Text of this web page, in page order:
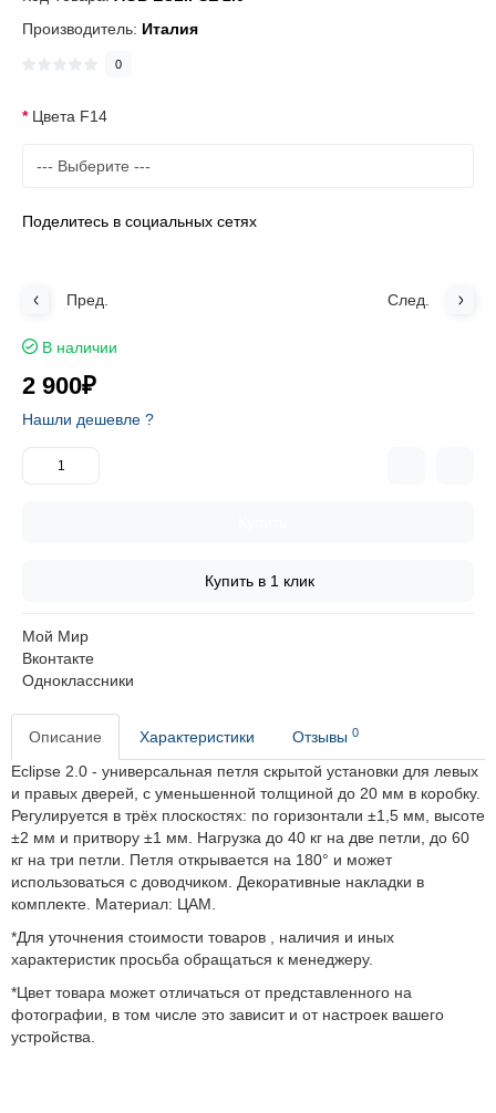
Производитель: Италия
0
Цвета F14
Поделитесь в социальных сетях
Пред. След.
В наличии
2 900₽
Нашли дешевле ?
Купить в 1 клик
Мой Мир
Вконтакте
Одноклассники
Описание Характеристики Отзывы 0
Eclipse 2.0 - универсальная петля скрытой установки для левых
и правых дверей, с уменьшенной толщиной до 20 мм в коробку.
Регулируется в трёх плоскостях: по горизонтали ±1,5 мм, высоте
±2 мм и притвору ±1 мм. Нагрузка до 40 кг на две петли, до 60
кг на три петли. Петля открывается на 180° и может
использоваться с доводчиком. Декоративные накладки в
комплекте. Материал: ЦАМ.
*Для уточнения стоимости товаров , наличия и иных
характеристик просьба обращаться к менеджеру.
*Цвет товара может отличаться от представленного на
фотографии, в том числе это зависит и от настроек вашего
устройства.